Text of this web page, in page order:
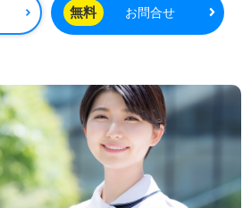
！』同僚に感謝の気持ちと称賛を贈
ド表彰制度』のある事業所様！◎
ちを伝えやすい風通しの良い職場環
事考課も働くあなたのモチベーショ
お役に立ちたい、資格/経験を活かし
ャリアアップを実現したい』『働き
をしたい』『転職で施設形態や環境
』等の方も大歓迎です。募集詳細
トよりご案内します。お問い合わせ
無料 お問合せ